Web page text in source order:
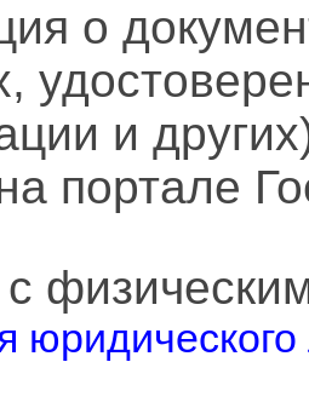
о
и
портале